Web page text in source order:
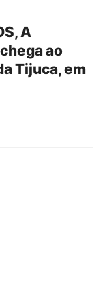
A
ao
Tijuca, em